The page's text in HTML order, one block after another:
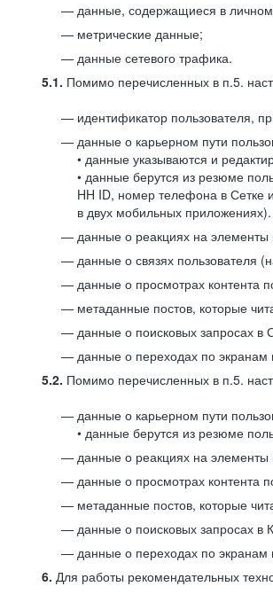
данные, содержащиеся в личном
метрические данные;
данные сетевого трафика.
5.1. Помимо перечисленных в п.5.
идентификатор пользователя,
данные о карьерном пути
• данные указываются и
• данные берутся из резюме
HH ID, номер телефона в Сетке
в двух мобильных приложениях).
данные о реакциях на элементы
данные о связях пользователя
данные о просмотрах контента
метаданные постов, которые
данные о поисковых запросах в
данные о переходах по экранам
5.2. Помимо перечисленных в п.5.
данные о карьерном пути
• данные берутся из резюме
данные о реакциях на элементы
данные о просмотрах контента
метаданные постов, которые
данные о поисковых запросах в
данные о переходах по экранам
6. Для работы рекомендательных